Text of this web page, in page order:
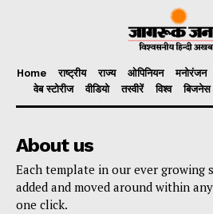
Home राष्ट्रीय राज्य ओपिनियन मनोरंजन
वेब स्टोरीज
वीडियो तस्वीरें विश्व बिजनेस
About us
Each template in our ever growing
added and moved around within
one click.